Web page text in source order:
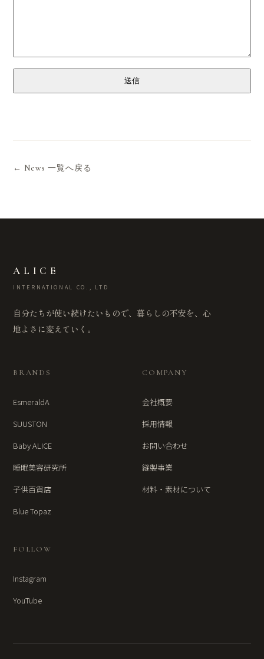
送信
← News 一覧へ戻る
ALICE
INTERNATIONAL CO., LTD
自分たちが使い続けたいもので、暮らしの不安を、心
地よさに変えていく。
BRANDS
EsmeraldA
SUUSTON
Baby ALICE
睡眠美容研究所
子供百貨店
Blue Topaz
COMPANY
会社概要
採用情報
お問い合わせ
縫製事業
材料・素材について
FOLLOW
Instagram
YouTube